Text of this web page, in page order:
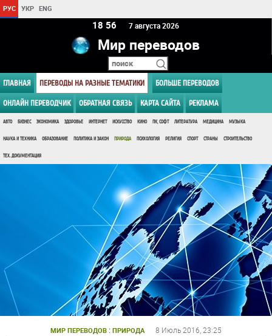
РУС УКР ENG
18:56 7 августа 2026
Мир переводов
ГЛАВНАЯ ПЕРЕВОДЫ НА РАЗНЫЕ ТЕМАТИКИ БОЛЬШЕ ПЕРЕВОДОВ
ОНЛАЙН ПЕРЕВОДЧИК ОБРАТНАЯ СВЯЗЬ КАРТА САЙТА РЕКЛАМА
АВТО БИЗНЕС ЭКОНОМИКА ЗДОРОВЬЕ ИНТЕРНЕТ ИСКУССТВО КИНО ПК, СОФТ ЛИТЕРАТУРА МЕДИЦИНА МУЗЫКА
НАУКА И ТЕХНИКА ОБРАЗОВАНИЕ ПОЛИТИКА И ЗАКОН ПРИРОДА ПСИХОЛОГИЯ РЕЛИГИЯ СПОРТ СТРАНЫ СТРОИТЕЛЬСТВО
ТЕХ. ДОКУМЕНТАЦИЯ
МИР ПЕРЕВОДОВ : ПРИРОДА 8 Июль 2016 , 23:25